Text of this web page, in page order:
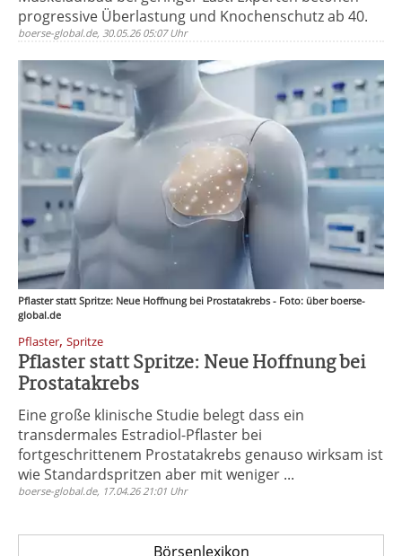
progressive Überlastung und Knochenschutz ab 40.
boerse-global.de, 30.05.26 05:07 Uhr
Pflaster statt Spritze: Neue Hoffnung bei Prostatakrebs - Foto: über boerse-
global.de
Pflaster, Spritze
Pflaster statt Spritze: Neue Hoffnung bei
Prostatakrebs
Eine große klinische Studie belegt dass ein
transdermales Estradiol-Pflaster bei
fortgeschrittenem Prostatakrebs genauso wirksam ist
wie Standardspritzen aber mit weniger ...
boerse-global.de, 17.04.26 21:01 Uhr
Börsenlexikon